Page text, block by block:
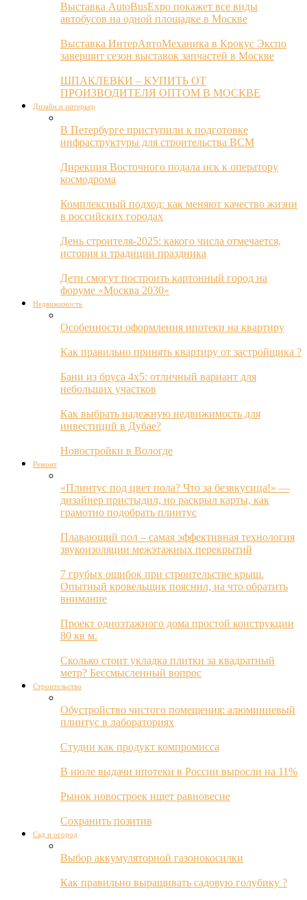
Выставка AutoBusExpo покажет все виды
автобусов на одной площадке в Москве
Выставка ИнтерАвтоМеханика в Крокус Экспо
завершит сезон выставок запчастей в Москве
ШПАКЛЕВКИ – КУПИТЬ ОТ
ПРОИЗВОДИТЕЛЯ ОПТОМ В МОСКВЕ
Дизайн и интерьер
В Петербурге приступили к подготовке
инфраструктуры для строительства ВСМ
Дирекция Восточного подала иск к оператору
космодрома
Комплексный подход: как меняют качество жизни
в российских городах
День строителя-2025: какого числа отмечается,
история и традиции праздника
Дети смогут построить картонный город на
форуме «Москва 2030»
Недвижимость
Особенности оформления ипотеки на квартиру
Как правильно принять квартиру от застройщика ?
Бани из бруса 4х5: отличный вариант для
небольших участков
Как выбрать надежную недвижимость для
инвестиций в Дубае?
Новостройки в Вологде
Ремонт
«Плинтус под цвет пола? Что за безвкусица!» —
дизайнер пристыдил, но раскрыл карты, как
грамотно подобрать плинтус
Плавающий пол – самая эффективная технология
звукоизоляции межэтажных перекрытий
7 грубых ошибок при строительстве крыш.
Опытный кровельщик пояснил, на что обратить
внимание
Проект одноэтажного дома простой конструкции
80 кв м.
Сколько стоит укладка плитки за квадратный
метр? Бессмысленный вопрос
Строительство
Обустройство чистого помещения: алюминиевый
плинтус в лабораториях
Студии как продукт компромисса
В июле выдачи ипотеки в России выросли на 11%
Рынок новостроек ищет равновесие
Сохранить позитив
Сад и огород
Выбор аккумуляторной газонокосилки
Как правильно выращивать садовую голубику ?